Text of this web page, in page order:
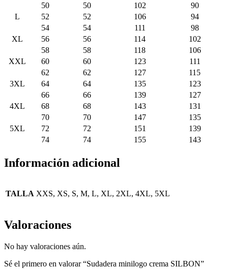
50
50 102
90
L
52 52 106
94
54
54 111
98
XL
56 56 114
102
58
58 118
106
XXL
60 60 123
111
62
62 127
115
3XL
64 64 135
123
66
66 139
127
4XL
68 68 143
131
70
70 147
135
5XL
72 72 151
139
74
74 155 143
Información adicional
TALLA XXS, XS, S, M, L, XL, 2XL, 4XL, 5XL
Valoraciones
No hay valoraciones aún.
Sé el primero en valorar “Sudadera minilogo crema SILBON”